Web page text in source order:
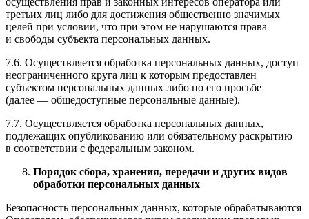
третьих лиц либо для достижения общественно значимых
целей при условии, что при этом не нарушаются права
и свободы субъекта персональных данных.
7.6. Осуществляется обработка персональных данных, доступ
неограниченного круга лиц к которым предоставлен
субъектом персональных данных либо по его просьбе
(далее — общедоступные персональные данные).
7.7. Осуществляется обработка персональных данных,
подлежащих опубликованию или обязательному раскрытию
в соответствии с федеральным законом.
Порядок сбора, хранения, передачи и других видов
обработки персональных данных
Безопасность персональных данных, которые обрабатываются